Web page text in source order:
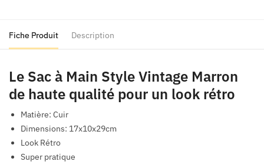
Marron
Fiche Produit Description
Le Sac à Main Style Vintage Marron
de haute qualité pour un look rétro
Matière: Cuir
Dimensions: 17x10x29cm
Look Rétro
Super pratique